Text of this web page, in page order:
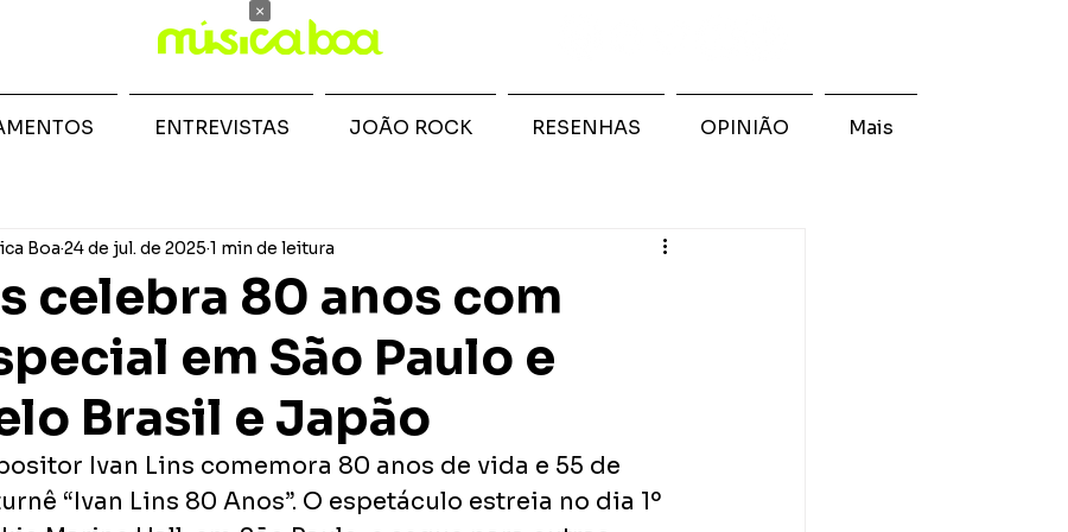
celebra 80 anos com
em São Paulo e
Brasil e Japão
Boa 24 de jul. de 2025 1 min de leitura
Ivan Lins comemora 80 anos de vida e 55 de
“Ivan Lins 80 Anos”. O espetáculo estreia no dia 1º
ENTREVISTAS JOÃO ROCK RESENHAS OPINIÃO Mais
×